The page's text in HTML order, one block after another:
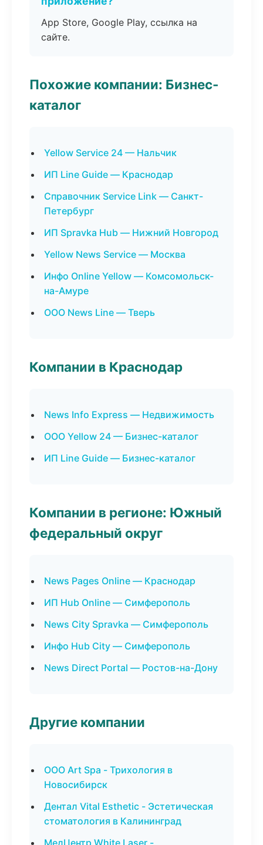
App Store, Google Play, ссылка на
сайте.
Похожие компании: Бизнес-
каталог
Yellow Service 24 — Нальчик
ИП Line Guide — Краснодар
Справочник Service Link — Санкт-
Петербург
ИП Spravka Hub — Нижний Новгород
Yellow News Service — Москва
Инфо Online Yellow — Комсомольск-
на-Амуре
ООО News Line — Тверь
Компании в Краснодар
News Info Express — Недвижимость
ООО Yellow 24 — Бизнес-каталог
ИП Line Guide — Бизнес-каталог
Компании в регионе: Южный
федеральный округ
News Pages Online — Краснодар
ИП Hub Online — Симферополь
News City Spravka — Симферополь
Инфо Hub City — Симферополь
News Direct Portal — Ростов-на-Дону
Другие компании
ООО Art Spa - Трихология в
Новосибирск
Дентал Vital Esthetic - Эстетическая
стоматология в Калининград
МедЦентр White Laser -